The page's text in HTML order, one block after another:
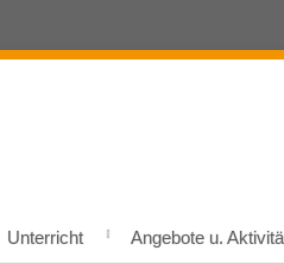
Unterricht Angebote u.